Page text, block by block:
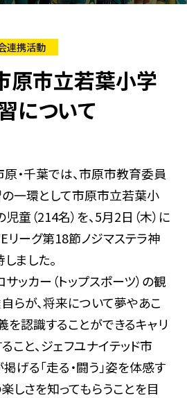
連携活動
原市立若葉小学
について
原・千葉では、市原市教育委員
一環として市原市立若葉小
童（214名）を、5月2日（木）に
リーグ第18節ノジマステラ神
ました。
ッカー（トップスポーツ）の観
らが、将来について夢やあこ
を認識することができるキャリ
こと、ジェフユナイテッド市
げる「走る・闘う」姿を体感す
しさを知ってもらうことを目